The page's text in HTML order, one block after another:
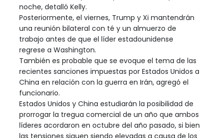
noche, detalló Kelly.
Posteriormente, el viernes, Trump y Xi mantendrán
una reunión bilateral con té y un almuerzo de
trabajo antes de que el líder estadounidense
regrese a Washington.
También es probable que se evoque el tema de las
recientes sanciones impuestas por Estados Unidos a
China en relación con la guerra en Irán, agregó el
funcionario.
Estados Unidos y China estudiarán la posibilidad de
prorrogar la tregua comercial de un año que ambos
líderes acordaron en octubre del año pasado, si bien
las tensiones siguen siendo elevadas a causa de los